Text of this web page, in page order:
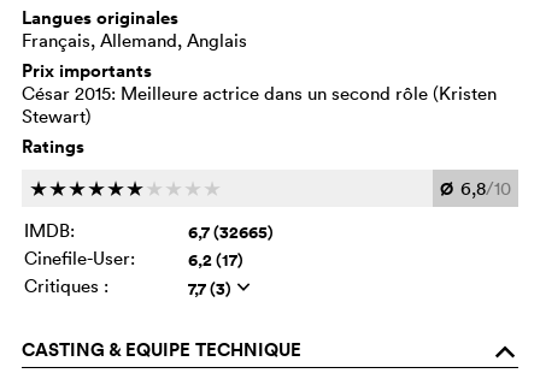
Langues originales
Français, Allemand, Anglais
Prix importants
César 2015: Meilleure actrice dans un second rôle (Kristen
Stewart)
Ratings
cccccc c c c c Ø 6,8/10
IMDB:
6,7 (32665)
Cinefile-User: 6,2 (17)
Critiques : 7,7 (3) q
CASTING & EQUIPE TECHNIQUE o